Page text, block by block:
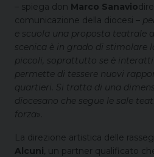
– spiega don Marco Sanavio
comunicazione della diocesi –
e scuola una proposta teatrale
scenica è in grado di stimolare
piccoli, soprattutto se è
permette di tessere nuovi
quartieri. Si tratta di una
diocesano che segue le sale
forza
La direzione artistica delle
Alcuni, un partner qualificato